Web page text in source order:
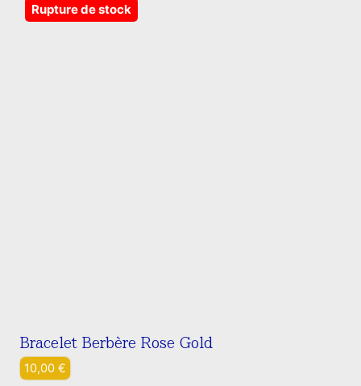
Rupture de stock
Bracelet Berbère Rose Gold
10,00 €